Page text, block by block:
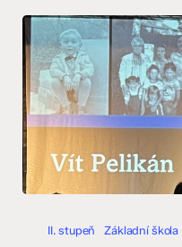
našichII. stupeň Základní škola